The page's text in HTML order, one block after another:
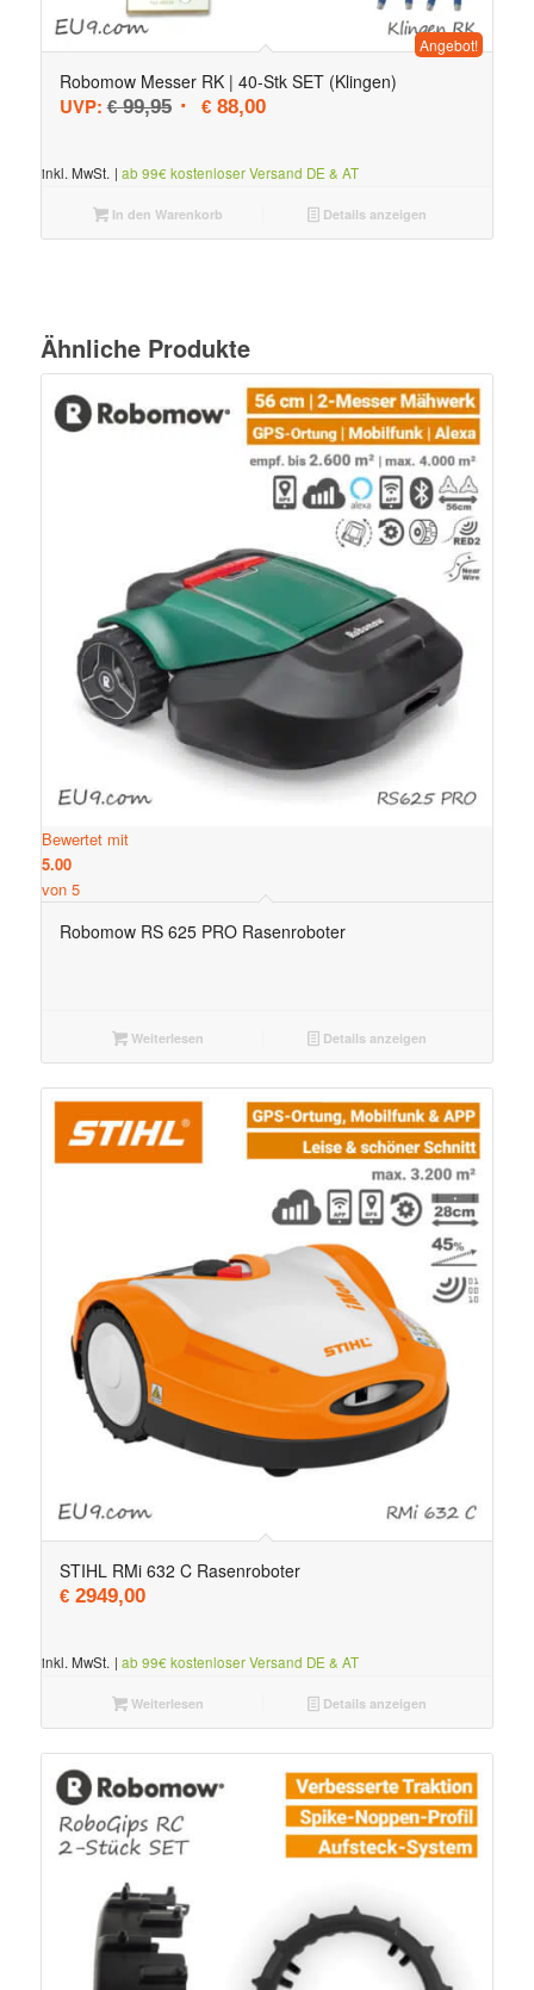
Robomow Messer RK | 40-Stk SET (Klingen)
UVP: €99,95 Ursprünglicher Preis war: € 99,95
€88,00Aktueller Preis ist: € 88,00.
Angebot!
inkl. MwSt. | ab 99€ kostenloser Versand DE & AT
In den Warenkorb Details anzeigen
Ähnliche Produkte
Bewertet mit
5.00
von 5
Robomow RS 625 PRO Rasenroboter
Weiterlesen Details anzeigen
STIHL RMi 632 C Rasenroboter
€2949,00
inkl. MwSt. | ab 99€ kostenloser Versand DE & AT
Weiterlesen Details anzeigen